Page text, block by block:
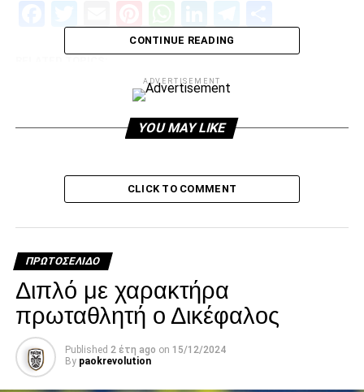
Facebook
Twitter
EmailPinterest
WhatsApp
LinkedIn
Telegram
Τα υπομνήματα και η κλειστή Τούμπα
DON'T MISS
paokrevolution
CONTINUE READING
ADVERTISEMENT
YOU MAY LIKE
CLICK TO COMMENT
ΠΡΩΤΟΣΈΛΙΔΟ
Διπλό με χαρακτήρα
πρωταθλητή ο Δικέφαλος
Published 2 έτη ago on 15/12/2024
By paokrevolution